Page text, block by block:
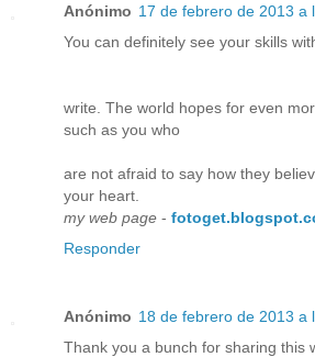
Anónimo 17 de febrero de 2013 a
You can definitely see your skills
write. The world hopes for even
such as you who
are not afraid to say how they
your heart.
my web page -
Responder
Anónimo 18 de febrero de 2013 a
Thank you a bunch for sharing this